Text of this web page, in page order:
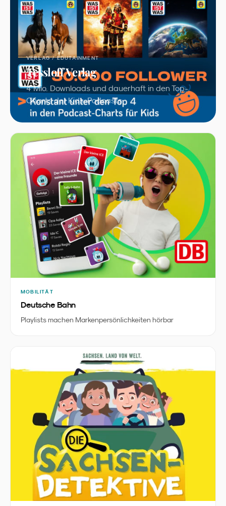
VERLAG / EDUTAINMENT
Tessloff Verlag
4 Mio. Downloads und dauerhaft in den Top-
Charts der Kids-Podcasts
MOBILITÄT
Deutsche Bahn
Playlists machen Markenpersönlichkeiten hörbar